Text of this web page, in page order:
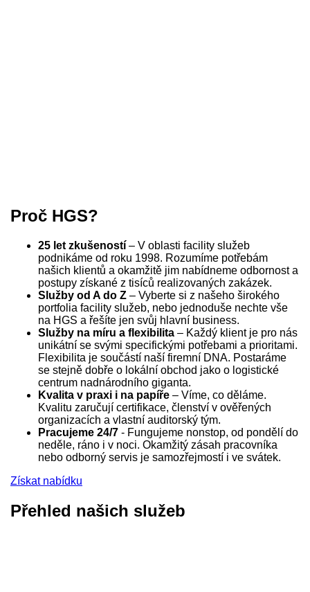
Proč HGS?
25 let zkušeností – V oblasti facility služeb
podnikáme od roku 1998. Rozumíme potřebám
našich klientů a okamžitě jim nabídneme odbornost a
postupy získané z tisíců realizovaných zakázek.
Služby od A do Z – Vyberte si z našeho širokého
portfolia facility služeb, nebo jednoduše nechte vše
na HGS a řešíte jen svůj hlavní business.
Služby na míru a flexibilita – Každý klient je pro nás
unikátní se svými specifickými potřebami a prioritami.
Flexibilita je součástí naší firemní DNA. Postaráme
se stejně dobře o lokální obchod jako o logistické
centrum nadnárodního giganta.
Kvalita v praxi i na papíře – Víme, co děláme.
Kvalitu zaručují certifikace, členství v ověřených
organizacích a vlastní auditorský tým.
Pracujeme 24/7 - Fungujeme nonstop, od pondělí do
neděle, ráno i v noci. Okamžitý zásah pracovníka
nebo odborný servis je samozřejmostí i ve svátek.
Získat nabídku
Přehled našich služeb